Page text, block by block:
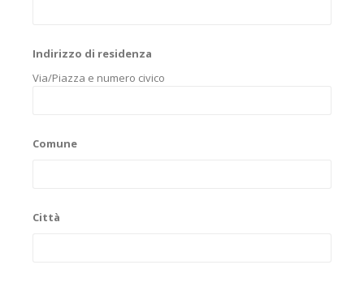
Indirizzo di residenza
Via/Piazza e numero civico
Comune
Città